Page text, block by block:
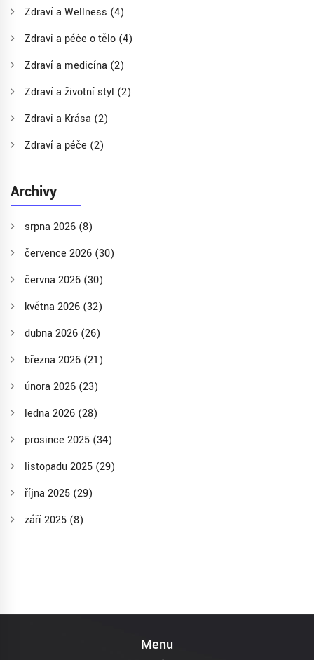
Zdraví a Wellness (4)
Zdraví a péče o tělo (4)
Zdraví a medicína (2)
Zdraví a životní styl (2)
Zdraví a Krása (2)
Zdraví a péče (2)
Archivy
srpna 2026 (8)
července 2026 (30)
června 2026 (30)
května 2026 (32)
dubna 2026 (26)
března 2026 (21)
února 2026 (23)
ledna 2026 (28)
prosince 2025 (34)
listopadu 2025 (29)
října 2025 (29)
září 2025 (8)
Menu